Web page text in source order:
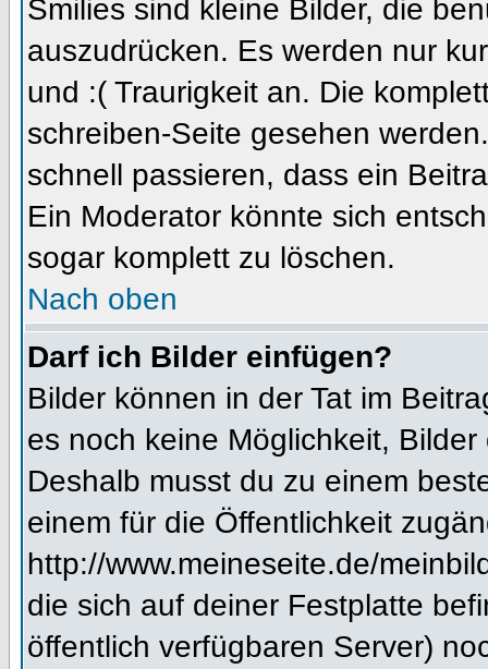
Smilies sind kleine Bilder, die
auszudrücken. Es werden nur
und :( Traurigkeit an. Die
schreiben-Seite gesehen
schnell passieren, dass ein
Ein Moderator könnte sich
sogar komplett zu löschen.
Nach oben
Darf ich Bilder einfügen?
Bilder können in der Tat im
es noch keine Möglichkeit,
Deshalb musst du zu einem
einem für die Öffentlichkeit
http://www.meineseite.de/
die sich auf deiner Festplatte
öffentlich verfügbaren Server)